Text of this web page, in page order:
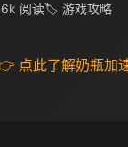
阅读🏷 游戏攻略
点此了解奶瓶加